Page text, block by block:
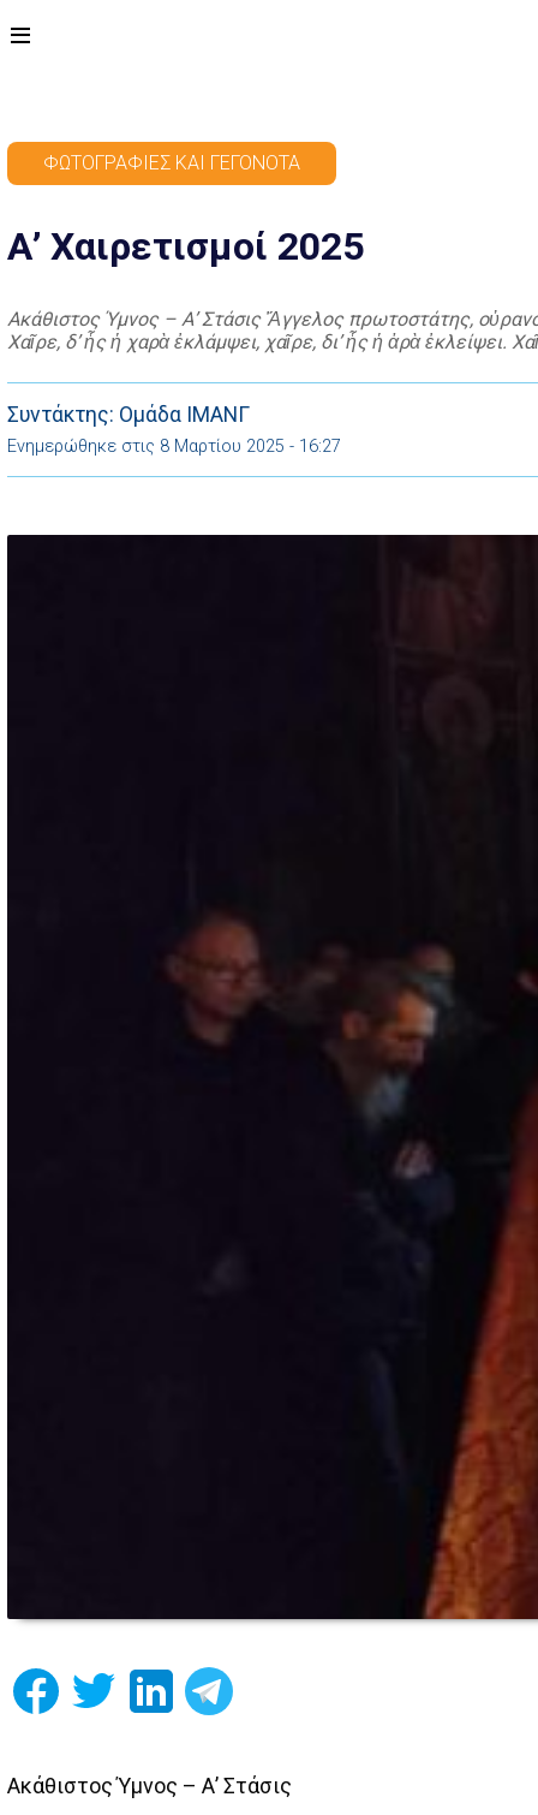
ΦΩΤΟΓΡΑΦΊΕΣ ΚΑΙ ΓΕΓΟΝΌΤΑ
Α’ Χαιρετισμοί 2025
Ακάθιστος Ύμνος – Α’ Στάσις Ἄγγελος πρωτοστάτης,
Χαῖρε, δ’ ἧς ἡ χαρὰ ἐκλάμψει, χαῖρε, δι’ ἧς ἡ ἀρὰ
Συντάκτης: Ομάδα ΙΜΑΝΓ
Ενημερώθηκε στις 8 Μαρτίου 2025 - 16:27
Ακάθιστος Ύμνος – Α’ Στάσις